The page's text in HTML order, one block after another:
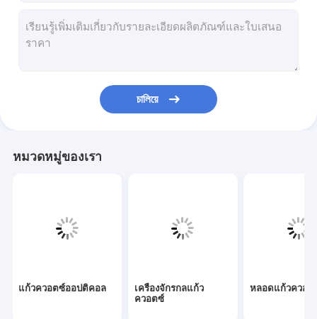
หลอดแก้วควอตซ์
หลอดแก้วบอโรซิลิเกต
อะไหล่เลเซอร์
เครื่องควอตซ์
ชิ้นส่วนกระจกแบบกำหนดเอง
চালিয়ে
หมวดหมู่ของเรา
แก้วควอตซ์ออปติคอล
เครื่องจักรกลแก้ว
ควอตซ์
หลอดแก้วควอต